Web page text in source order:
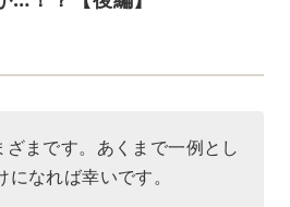
まです。あくまで一例とし
なれば幸いです。